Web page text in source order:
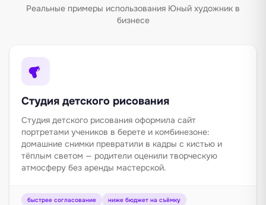
Реальные примеры использования Юный художник в
бизнесе
Студия детского рисования
Студия детского рисования оформила сайт
портретами учеников в берете и комбинезоне:
домашние снимки превратили в кадры с кистью и
тёплым светом — родители оценили творческую
атмосферу без аренды мастерской.
быстрее согласование
ниже бюджет на съёмку